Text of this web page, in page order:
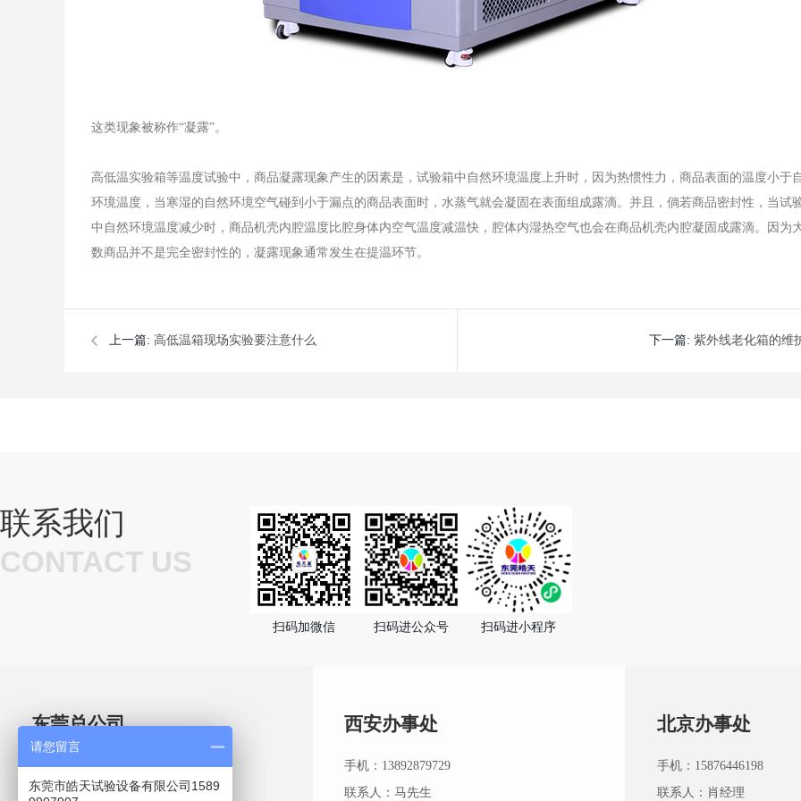
这类现象被称作“凝露”。
高低温实验箱等温度试验中，商品凝露现象产生的因素是，试验箱中自然环境温度上升时，因为热惯性力，商品表面的温度小于
环境温度，当寒湿的自然环境空气碰到小于漏点的商品表面时，水蒸气就会凝固在表面组成露滴。并且，倘若商品密封性，当试
中自然环境温度减少时，商品机壳内腔温度比腔身体内空气温度减温快，腔体内湿热空气也会在商品机壳内腔凝固成露滴。因为
数商品并不是完全密封性的，凝露现象通常发生在提温环节。
上一篇: 高低温箱现场实验要注意什么 下一篇: 紫外线老化箱的维
联系我们
CONTACT US
扫码加微信 扫码进公众号 扫码进小程序
东莞总公司
热线：0769-81085066
手机：13662752676
西安办事处
手机：13892879729
联系人：马先生
北京办事处
手机：15876446198
联系人：肖经理
请您留言
东莞市皓天试验设备有限公司1589